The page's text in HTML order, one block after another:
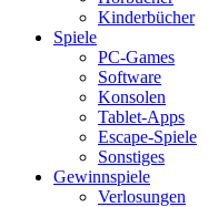
Kinderbücher
Spiele
PC-Games
Software
Konsolen
Tablet-Apps
Escape-Spiele
Sonstiges
Gewinnspiele
Verlosungen